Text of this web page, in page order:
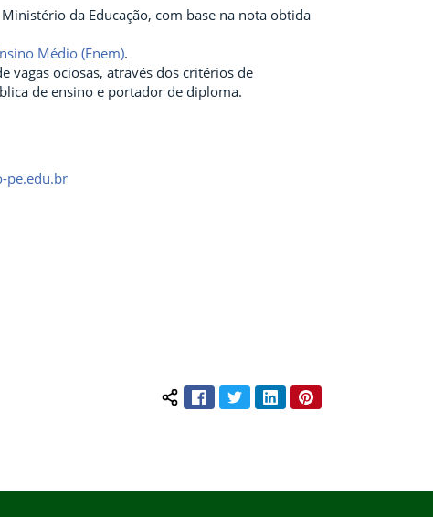
da Educação, com base na nota obtida
Médio (Enem).
vagas ociosas, através dos critérios de
de ensino e portador de diploma.
pe.edu.br
Compartilhar conteúdo:
FacebookTwitterLinkedInPinterest